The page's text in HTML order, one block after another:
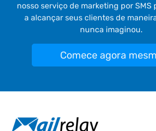
nosso serviço de marketing por SMS
a alcançar seus clientes de
nunca imaginou.
Comece agora